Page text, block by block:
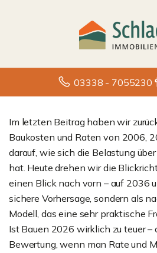
03338 - 7055230
Im letzten Beitrag haben wir
Baukosten und Raten von 2006,
darauf, wie sich die Belastung
hat. Heute drehen wir die
einen Blick nach vorn – auf 2036
sichere Vorhersage, sondern als
Modell, das eine sehr praktische
Ist Bauen 2026 wirklich zu teuer –
Bewertung, wenn man Rate und